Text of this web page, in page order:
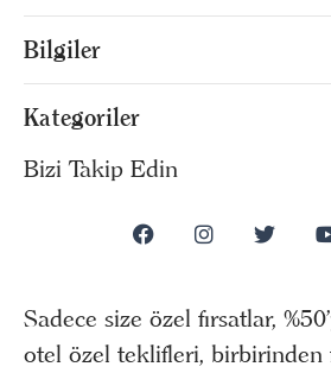
Bilgiler
Kategoriler
Bizi Takip Edin
Sadece size özel fırsatlar,
otel özel teklifleri, birbirinden